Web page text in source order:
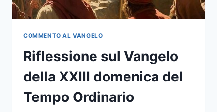
COMMENTO AL VANGELO
Riflessione sul Vangelo
della XXIII domenica del
Tempo Ordinario